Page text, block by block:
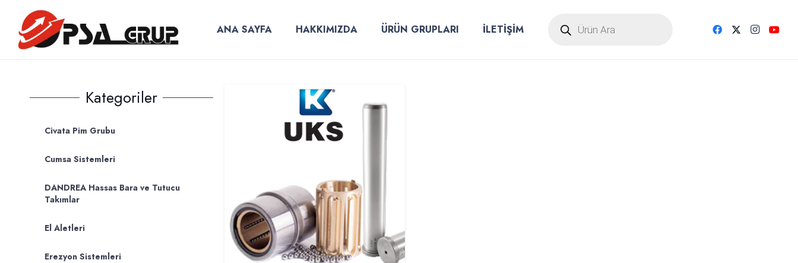
ANA SAYFA HAKKIMIZDA ÜRÜN GRUPLARI İLETİŞİM search
Kategoriler
Civata Pim Grubu
Cumsa Sistemleri
DANDREA Hassas Bara ve Tutucu
Takımlar
El Aletleri
Erezyon Sistemleri